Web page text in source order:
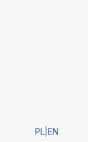
PL EN